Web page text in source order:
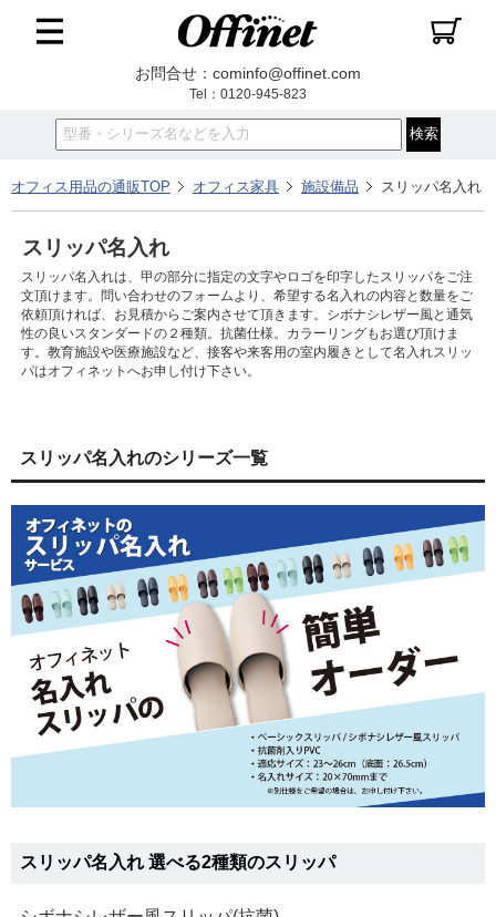
お問合せ：cominfo@offinet.com
Tel：0120-945-823
オフィス用品の通販TOP オフィス家具 施設備品 スリッパ名入れ
スリッパ名入れ
スリッパ名入れは、甲の部分に指定の文字やロゴを印字したスリッパをご注
文頂けます。問い合わせのフォームより、希望する名入れの内容と数量をご
依頼頂ければ、お見積からご案内させて頂きます。シボナシレザー風と通気
性の良いスタンダードの２種類。抗菌仕様。カラーリングもお選び頂けま
す。教育施設や医療施設など、接客や来客用の室内履きとして名入れスリッ
パはオフィネットへお申し付け下さい。
スリッパ名入れのシリーズ一覧
スリッパ名入れ 選べる2種類のスリッパ